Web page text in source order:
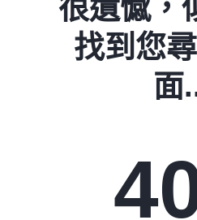
很遺憾，
找到您
面